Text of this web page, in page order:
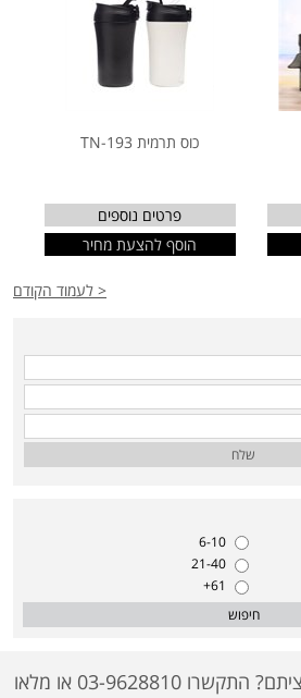
כוס תרמית TN-193
פרטים נוספים
הוסף להצעת מחיר
< לעמוד הקודם
שלח
6-10
21-40
61+
חיפוש
לא מצאתם את מה שרציתם? התקשרו 03-9628810 או מלאו